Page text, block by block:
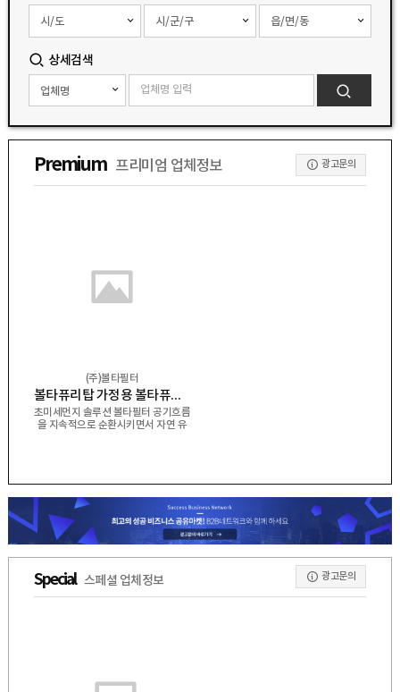
상세검색
Premium 프리미엄 업체정보 광고문의
(주)볼타필터
볼타퓨리탑 가정용 볼타퓨리탑 산업용
초미세먼지 솔루션 볼타필터 공기흐름
을 지속적으로 순환시키면서 자연 유
Special 스페셜 업체정보 광고문의